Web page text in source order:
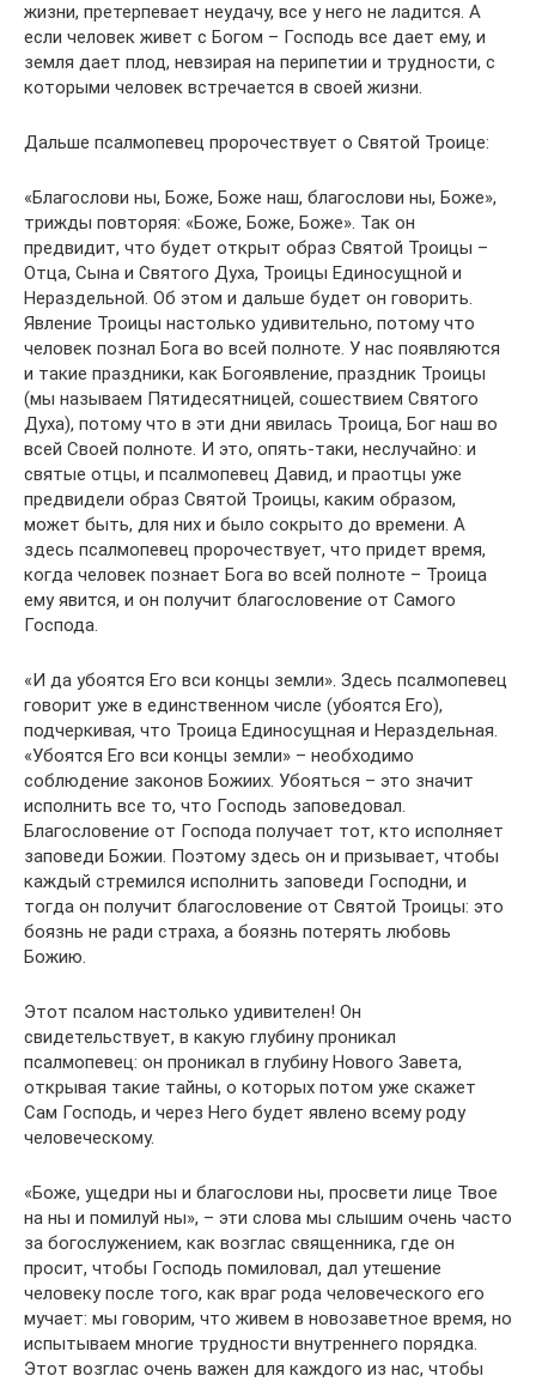
жизни, претерпевает неудачу, все у него не ладится. А
если человек живет с Богом – Господь все дает ему, и
земля дает плод, невзирая на перипетии и трудности, с
которыми человек встречается в своей жизни.
Дальше псалмопевец пророчествует о Святой Троице:
«Благослови ны, Боже, Боже наш, благослови ны, Боже»,
трижды повторяя: «Боже, Боже, Боже». Так он
предвидит, что будет открыт образ Святой Троицы –
Отца, Сына и Святого Духа, Троицы Единосущной и
Нераздельной. Об этом и дальше будет он говорить.
Явление Троицы настолько удивительно, потому что
человек познал Бога во всей полноте. У нас появляются
и такие праздники, как Богоявление, праздник Троицы
(мы называем Пятидесятницей, сошествием Святого
Духа), потому что в эти дни явилась Троица, Бог наш во
всей Своей полноте. И это, опять-таки, неслучайно: и
святые отцы, и псалмопевец Давид, и праотцы уже
предвидели образ Святой Троицы, каким образом,
может быть, для них и было сокрыто до времени. А
здесь псалмопевец пророчествует, что придет время,
когда человек познает Бога во всей полноте – Троица
ему явится, и он получит благословение от Самого
Господа.
«И да убоятся Его вси концы земли». Здесь псалмопевец
говорит уже в единственном числе (убоятся Его),
подчеркивая, что Троица Единосущная и Нераздельная.
«Убоятся Его вси концы земли» – необходимо
соблюдение законов Божиих. Убояться – это значит
исполнить все то, что Господь заповедовал.
Благословение от Господа получает тот, кто исполняет
заповеди Божии. Поэтому здесь он и призывает, чтобы
каждый стремился исполнить заповеди Господни, и
тогда он получит благословение от Святой Троицы: это
боязнь не ради страха, а боязнь потерять любовь
Божию.
Этот псалом настолько удивителен! Он
свидетельствует, в какую глубину проникал
псалмопевец: он проникал в глубину Нового Завета,
открывая такие тайны, о которых потом уже скажет
Сам Господь, и через Него будет явлено всему роду
человеческому.
«Боже, ущедри ны и благослови ны, просвети лице Твое
на ны и помилуй ны», – эти слова мы слышим очень часто
за богослужением, как возглас священника, где он
просит, чтобы Господь помиловал, дал утешение
человеку после того, как враг рода человеческого его
мучает: мы говорим, что живем в новозаветное время, но
испытываем многие трудности внутреннего порядка.
Этот возглас очень важен для каждого из нас, чтобы